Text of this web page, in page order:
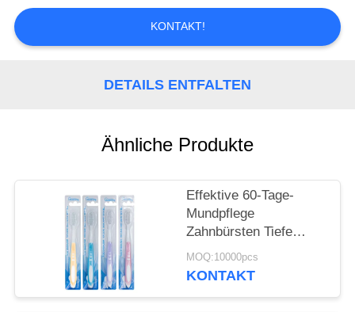
FORDERN
DATENSCHUTZ-
BESTIMMUNGEN
KONTAKT!
DETAILS ENTFALTEN
Ähnliche Produkte
Effektive 60-Tage-
Mundpflege
Zahnbürsten Tiefe
Bakterienentfernung
Sanfte Reinigung
MOQ:10000pcs
KONTAKT